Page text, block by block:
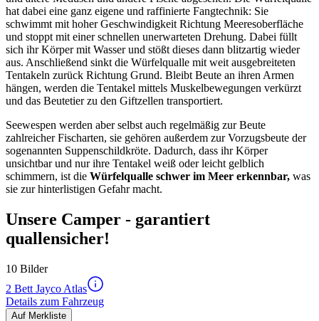
hat dabei eine ganz eigene und raffinierte Fangtechnik: Sie
schwimmt mit hoher Geschwindigkeit Richtung Meeresoberfläche
und stoppt mit einer schnellen unerwarteten Drehung. Dabei füllt
sich ihr Körper mit Wasser und stößt dieses dann blitzartig wieder
aus. Anschließend sinkt die Würfelqualle mit weit ausgebreiteten
Tentakeln zurück Richtung Grund. Bleibt Beute an ihren Armen
hängen, werden die Tentakel mittels Muskelbewegungen verkürzt
und das Beutetier zu den Giftzellen transportiert.
Seewespen werden aber selbst auch regelmäßig zur Beute
zahlreicher Fischarten, sie gehören außerdem zur Vorzugsbeute der
sogenannten Suppenschildkröte. Dadurch, dass ihr Körper
unsichtbar und nur ihre Tentakel weiß oder leicht gelblich
schimmern, ist die Würfelqualle schwer im Meer erkennbar, was
sie zur hinterlistigen Gefahr macht.
Unsere Camper - garantiert
quallensicher!
10 Bilder
2 Bett Jayco Atlas
Details zum Fahrzeug
Auf Merkliste